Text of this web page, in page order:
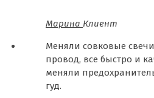
Марина Клиент
Меняли совковые
провод, все быстро и
меняли
гуд.